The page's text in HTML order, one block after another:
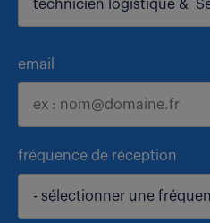
email
fréquence de réception
- sélectionner une